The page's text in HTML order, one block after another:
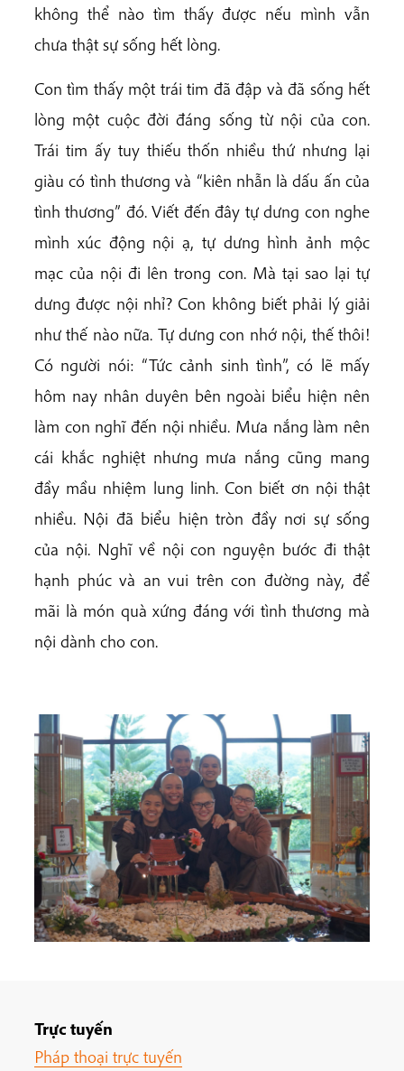
không thể nào tìm thấy được nếu mình vẫn
chưa thật sự sống hết lòng.
Con tìm thấy một trái tim đã đập và đã sống hết
lòng một cuộc đời đáng sống từ nội của con.
Trái tim ấy tuy thiếu thốn nhiều thứ nhưng lại
giàu có tình thương và “kiên nhẫn là dấu ấn của
tình thương” đó. Viết đến đây tự dưng con nghe
mình xúc động nội ạ, tự dưng hình ảnh mộc
mạc của nội đi lên trong con. Mà tại sao lại tự
dưng được nội nhỉ? Con không biết phải lý giải
như thế nào nữa. Tự dưng con nhớ nội, thế thôi!
Có người nói: “Tức cảnh sinh tình”, có lẽ mấy
hôm nay nhân duyên bên ngoài biểu hiện nên
làm con nghĩ đến nội nhiều. Mưa nắng làm nên
cái khắc nghiệt nhưng mưa nắng cũng mang
đầy mầu nhiệm lung linh. Con biết ơn nội thật
nhiều. Nội đã biểu hiện tròn đầy nơi sự sống
của nội. Nghĩ về nội con nguyện bước đi thật
hạnh phúc và an vui trên con đường này, để
mãi là món quà xứng đáng với tình thương mà
nội dành cho con.
Trực tuyến
Pháp thoại trực tuyến